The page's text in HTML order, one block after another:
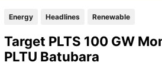
Energy Headlines Renewable
Target PLTS 100 GW
PLTU Batubara